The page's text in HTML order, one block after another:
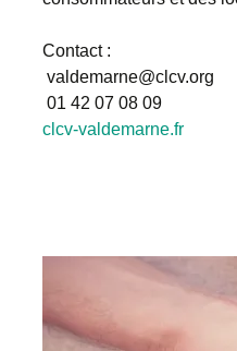
Contact :
valdemarne@clcv.org
01 42 07 08 09
clcv-valdemarne.fr